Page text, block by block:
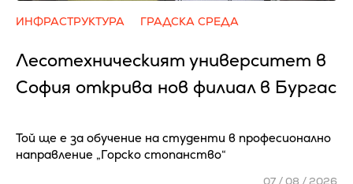
ИНФРАСТРУКТУРА ГРАДСКА СРЕДА
Лесотехническият университет в
София открива нов филиал в Бургас
Той ще е за обучение на студенти в професионално
направление „Горско стопанство“